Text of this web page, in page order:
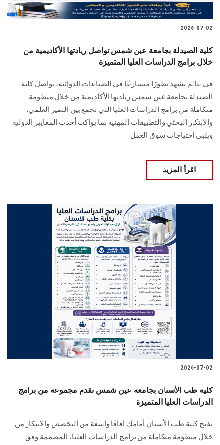
2026-07-02
كلية الصيدلة بجامعة عين شمس تواصل ريادتها الأكاديمية من
خلال برامج الدراسات العليا المتميزة
في عالم يشهد تطورًا متسارعًا في الصناعات الدوائية، تواصل كلية
الصيدلة بجامعة عين شمس ريادتها الأكاديمية من خلال منظومة
متكاملة من برامج الدراسات العليا التي تجمع بين التميز العلمي،
والابتكار البحثي والتطبيقات المهنية بما يواكب أحدث المعايير الدولية
ويلبي احتياجات سوق العمل
اقرأ المزيد
2026-07-02
كلية طب الأسنان بجامعة عين شمس تقدم مجموعة من برامج
الدراسات العليا المتميزة
تفتح كلية طب الأسنان أمامك آفاقًا واسعة من التخصص والابتكار من
خلال منظومة متكاملة من برامج الدراسات العليا، المصممة وفق